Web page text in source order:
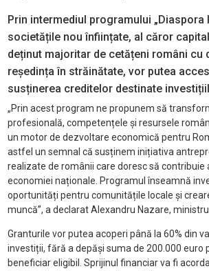
Prin intermediul programului „Diaspora
societățile nou înființate, al căror
deținut majoritar de cetățeni români cu
reședința în străinătate, vor putea
susținerea creditelor destinate
„Prin acest program ne propunem să
profesională, competențele și resursele
un motor de dezvoltare economică pentru
astfel un semnal că susținem inițiativa
realizate de românii care doresc să contribuie
economiei naționale. Programul înseamnă
oportunități pentru comunitățile locale și
muncă”, a declarat Alexandru Nazare,
Granturile vor putea acoperi până la 60% din
investiții, fără a depăși suma de 200.000 euro
beneficiar eligibil. Sprijinul financiar va fi